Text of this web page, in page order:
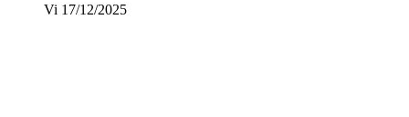
Vi 17/12/2025